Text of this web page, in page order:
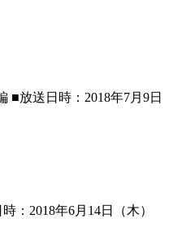
■放送日時：2018年7月9日
：2018年6月14日（木）